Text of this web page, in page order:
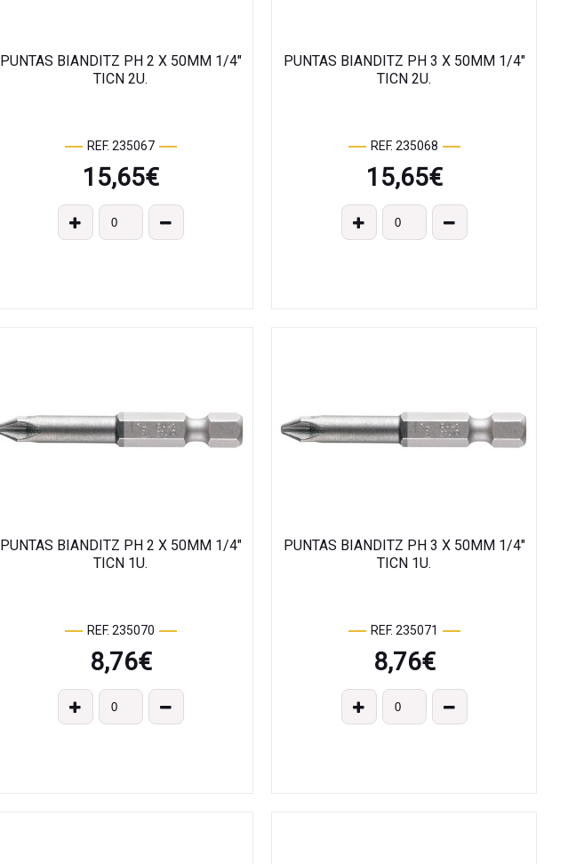
PUNTAS BIANDITZ PH 2 X 50MM 1/4"
TICN 2U.
REF. 235067
15,65€
PUNTAS BIANDITZ PH 3 X 50MM 1/4"
TICN 2U.
REF. 235068
15,65€
PUNTAS BIANDITZ PH 2 X 50MM 1/4"
TICN 1U.
REF. 235070
8,76€
PUNTAS BIANDITZ PH 3 X 50MM 1/4"
TICN 1U.
REF. 235071
8,76€